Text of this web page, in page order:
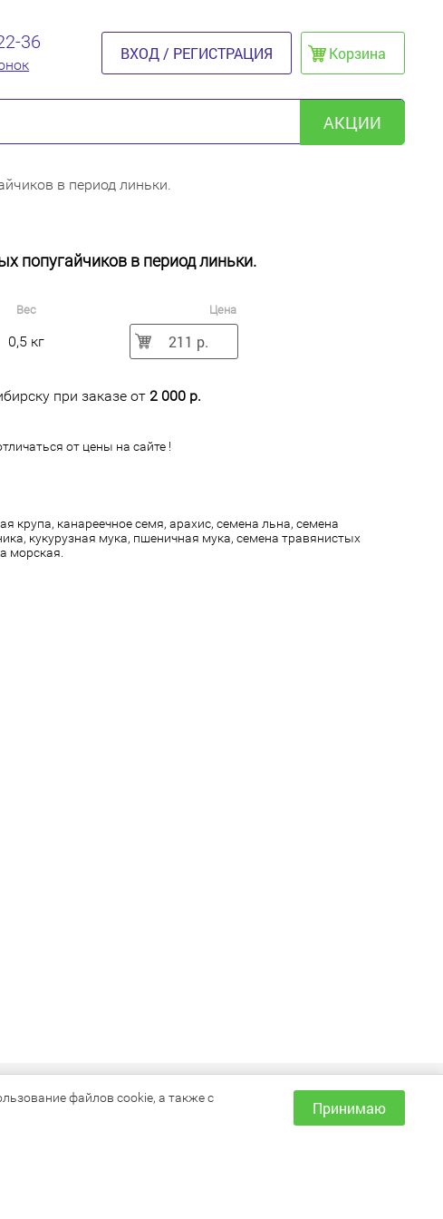
36
ВХОД / РЕГИСТРАЦИЯ Корзина
АКЦИИ
в период линьки.
попугайчиков в период линьки.
Вес Цена
0,5 кг 211 р.
при заказе от 2 000 р.
от цены на сайте !
крупа, канареечное семя, арахис, семена льна, семена
кукурузная мука, пшеничная мука, семена травянистых
морская.
ИНФОРМАЦИЯ
Как сделать заказ?
файлов cookie, а также с
Принимаю